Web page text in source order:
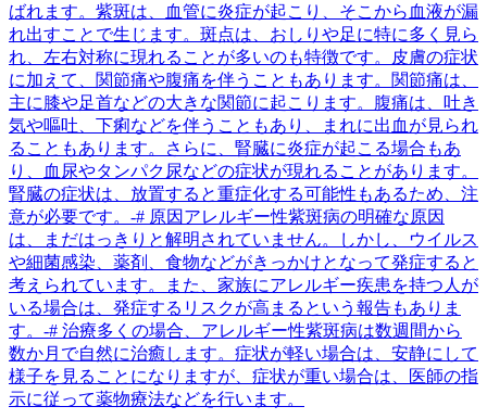
ばれます。紫斑は、血管に炎症が起こり、そこから血液が漏
れ出すことで生じます。斑点は、おしりや足に特に多く見ら
れ、左右対称に現れることが多いのも特徴です。皮膚の症状
に加えて、関節痛や腹痛を伴うこともあります。関節痛は、
主に膝や足首などの大きな関節に起こります。腹痛は、吐き
気や嘔吐、下痢などを伴うこともあり、まれに出血が見られ
ることもあります。さらに、腎臓に炎症が起こる場合もあ
り、血尿やタンパク尿などの症状が現れることがあります。
腎臓の症状は、放置すると重症化する可能性もあるため、注
意が必要です。-# 原因アレルギー性紫斑病の明確な原因
は、まだはっきりと解明されていません。しかし、ウイルス
や細菌感染、薬剤、食物などがきっかけとなって発症すると
考えられています。また、家族にアレルギー疾患を持つ人が
いる場合は、発症するリスクが高まるという報告もありま
す。-# 治療多くの場合、アレルギー性紫斑病は数週間から
数か月で自然に治癒します。症状が軽い場合は、安静にして
様子を見ることになりますが、症状が重い場合は、医師の指
示に従って薬物療法などを行います。